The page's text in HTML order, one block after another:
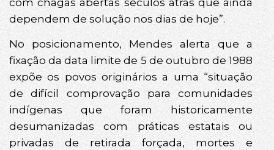
dependem de solução nos dias de hoje”.
No posicionamento, Mendes alerta que a
fixação da data limite de 5 de outubro de 1988
expõe os povos originários a uma “situação
de difícil comprovação para comunidades
indígenas que foram historicamente
desumanizadas com práticas estatais ou
privadas de retirada forçada, mortes e